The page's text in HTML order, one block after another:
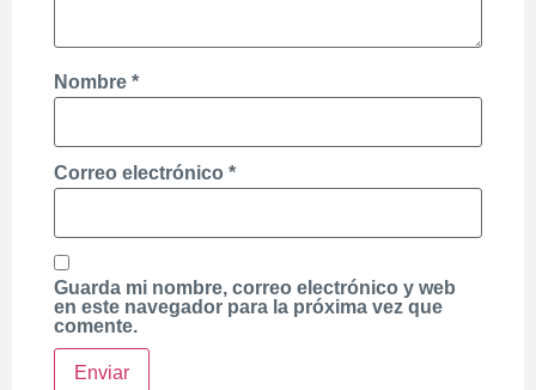
Nombre *
Correo electrónico *
Guarda mi nombre, correo electrónico y web
en este navegador para la próxima vez que
comente.